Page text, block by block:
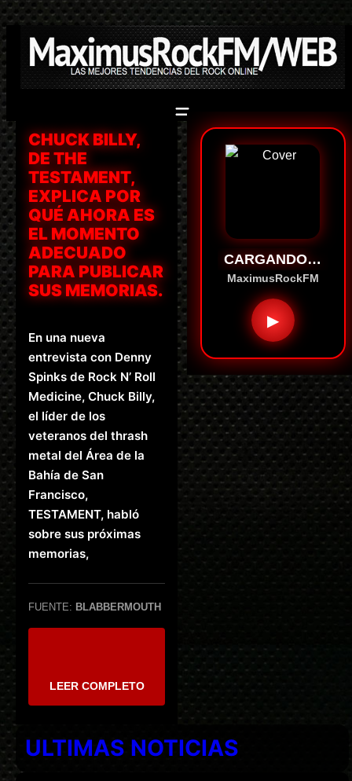
Saltar
al
contenido
CHUCK BILLY,
DE THE
TESTAMENT,
EXPLICA POR
QUÉ AHORA ES
EL MOMENTO
ADECUADO
PARA PUBLICAR
SUS MEMORIAS.
En una nueva
entrevista con Denny
Spinks de Rock N’ Roll
Medicine, Chuck Billy,
el líder de los
veteranos del thrash
metal del Área de la
Bahía de San
Francisco,
TESTAMENT, habló
sobre sus próximas
memorias,
FUENTE: BLABBERMOUTH
LEER COMPLETO
CARGANDO…
MaximusRockFM
▶
ULTIMAS NOTICIAS